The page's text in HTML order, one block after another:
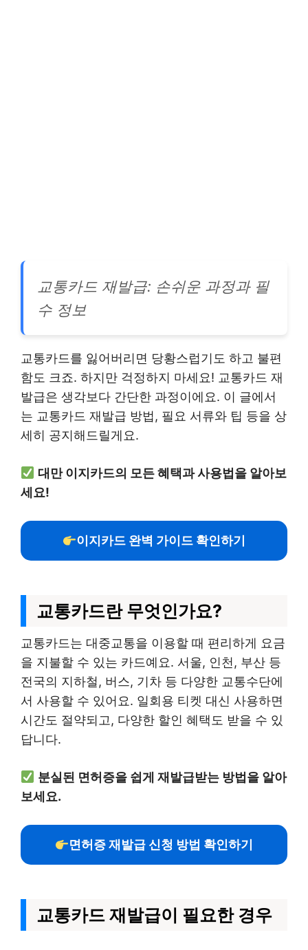
교통카드 재발급: 손쉬운 과정과 필
수 정보
교통카드를 잃어버리면 당황스럽기도 하고 불편
함도 크죠. 하지만 걱정하지 마세요! 교통카드 재
발급은 생각보다 간단한 과정이에요. 이 글에서
는 교통카드 재발급 방법, 필요 서류와 팁 등을 상
세히 공지해드릴게요.
대만 이지카드의 모든 혜택과 사용법을 알아보
세요!
이지카드 완벽 가이드 확인하기
교통카드란 무엇인가요?
교통카드는 대중교통을 이용할 때 편리하게 요금
을 지불할 수 있는 카드예요. 서울, 인천, 부산 등
전국의 지하철, 버스, 기차 등 다양한 교통수단에
서 사용할 수 있어요. 일회용 티켓 대신 사용하면
시간도 절약되고, 다양한 할인 혜택도 받을 수 있
답니다.
분실된 면허증을 쉽게 재발급받는 방법을 알아
보세요.
면허증 재발급 신청 방법 확인하기
교통카드 재발급이 필요한 경우